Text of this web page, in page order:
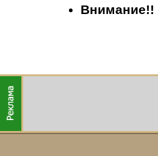
Внимание!!